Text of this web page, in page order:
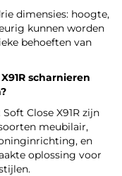
dimensies: hoogte,
kunnen worden
behoeften van
scharnieren
Close X91R zijn
meubilair,
en
oplossing voor